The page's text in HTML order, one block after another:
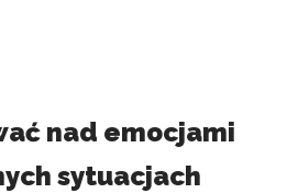
nad emocjami
sytuacjach